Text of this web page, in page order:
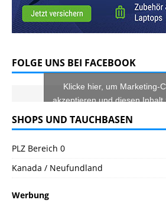
FOLGE UNS BEI FACEBOOK
Klicke hier, um Marketing-
akzeptieren und diesen Inhalt
SHOPS UND TAUCHBASEN
PLZ Bereich 0
Kanada / Neufundland
Werbung